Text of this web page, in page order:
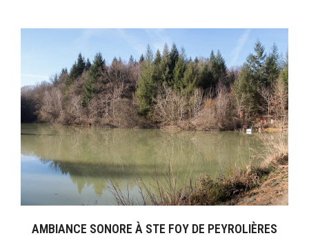
AMBIANCE SONORE À STE FOY DE PEYROLIÈRES